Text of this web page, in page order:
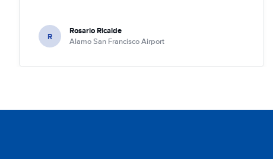
R Rosario Ricalde
Alamo San Francisco Airport